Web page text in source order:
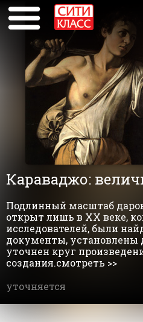
Караваджо:
Подлинный масштаб
открыт лишь в XX веке,
исследователей, были
документы, установлены
уточнен круг
создания.смотреть >>
уточняется